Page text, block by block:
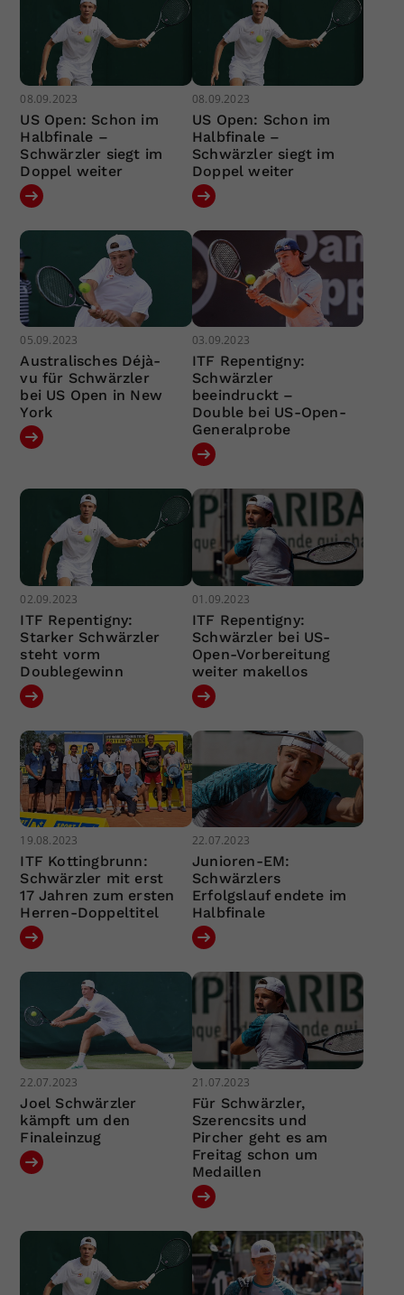
08.09.2023
US Open: Schon im
Halbfinale –
Schwärzler siegt im
Doppel weiter
08.09.2023
US Open: Schon im
Halbfinale –
Schwärzler siegt im
Doppel weiter
05.09.2023
Australisches Déjà-
vu für Schwärzler
bei US Open in New
York
03.09.2023
ITF Repentigny:
Schwärzler
beeindruckt –
Double bei US-Open-
Generalprobe
02.09.2023
ITF Repentigny:
Starker Schwärzler
steht vorm
Doublegewinn
01.09.2023
ITF Repentigny:
Schwärzler bei US-
Open-Vorbereitung
weiter makellos
19.08.2023
ITF Kottingbrunn:
Schwärzler mit erst
17 Jahren zum ersten
Herren-Doppeltitel
22.07.2023
Junioren-EM:
Schwärzlers
Erfolgslauf endete im
Halbfinale
22.07.2023
Joel Schwärzler
kämpft um den
Finaleinzug
21.07.2023
Für Schwärzler,
Szerencsits und
Pircher geht es am
Freitag schon um
Medaillen